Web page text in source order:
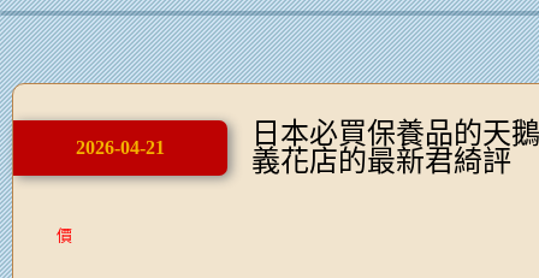
2026-04-21
日本必買保養品的天
義花店的最新君綺評
價